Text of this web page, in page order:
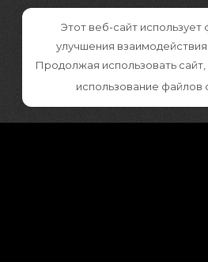
Этот веб-сайт
улучшения
Продолжая использовать
использование файлов